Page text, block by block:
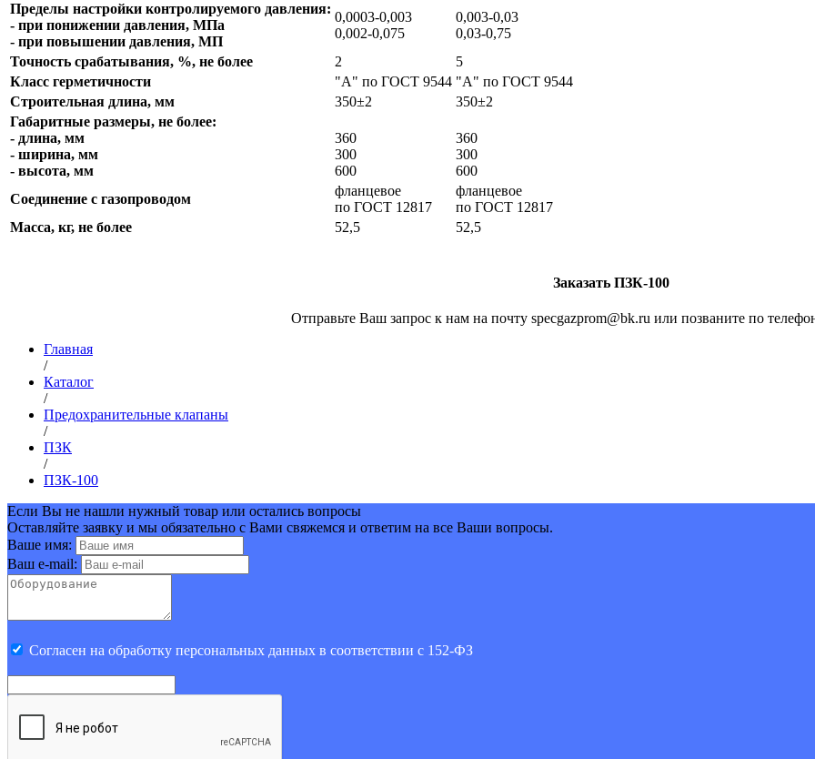
Пределы настройки контролируемого давления:
- при понижении давления, МПа
- при повышении давления, МП
0,0003-0,003
0,002-0,075
0,003-0,03
0,03-0,75
Точность срабатывания, %, не более
2
5
Класс герметичности
"А" по ГОСТ 9544 "А" по ГОСТ 9544
Строительная длина, мм
350±2
350±2
Габаритные размеры, не более:
- длина, мм
- ширина, мм
- высота, мм
360
300
600
360
300
600
Соединение с газопроводом
фланцевое
по ГОСТ 12817
фланцевое
по ГОСТ 12817
Масса, кг, не более
52,5 52,5
Заказать ПЗК-100
Отправьте Ваш запрос к нам на почту specgazprom@bk.ru или позваните по
Главная
/
Каталог
/
Предохранительные клапаны
/
ПЗК
/
ПЗК-100
Если Вы не нашли нужный товар или остались вопросы
Оставляйте заявку и мы обязательно с Вами свяжемся и ответим на все Ваши вопросы.
Ваше имя:
Ваш e-mail:
Cогласен на обработку персональных данных в соответствии с 152-ФЗ